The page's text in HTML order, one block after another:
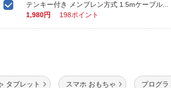
テンキー付き メンブレン方式 1.5mケーブル...
1,980円
198ポイント
タブレット スマホ おもちゃ プログ